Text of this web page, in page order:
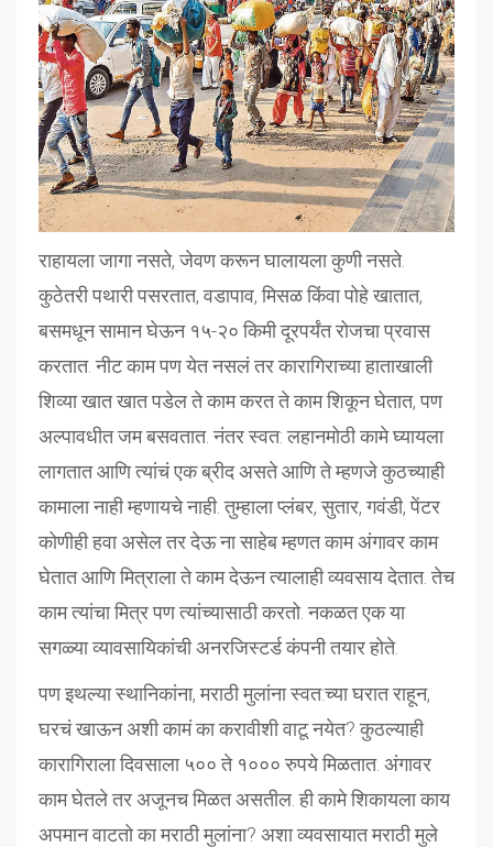
राहायला जागा नसते, जेवण करून घालायला कुणी नसते.
कुठेतरी पथारी पसरतात, वडापाव, मिसळ किंवा पोहे खातात,
बसमधून सामान घेऊन १५-२० किमी दूरपर्यंत रोजचा प्रवास
करतात. नीट काम पण येत नसलं तर कारागिराच्या हाताखाली
शिव्या खात खात पडेल ते काम करत ते काम शिकून घेतात, पण
अल्पावधीत जम बसवतात. नंतर स्वत: लहानमोठी कामे घ्यायला
लागतात आणि त्यांचं एक ब्रीद असते आणि ते म्हणजे कुठच्याही
कामाला नाही म्हणायचे नाही. तुम्हाला प्लंबर, सुतार, गवंडी, पेंटर
कोणीही हवा असेल तर देऊ ना साहेब म्हणत काम अंगावर काम
घेतात आणि मित्राला ते काम देऊन त्यालाही व्यवसाय देतात. तेच
काम त्यांचा मित्र पण त्यांच्यासाठी करतो. नकळत एक या
सगळ्या व्यावसायिकांची अनरजिस्टर्ड कंपनी तयार होते.
पण इथल्या स्थानिकांना, मराठी मुलांना स्वत:च्या घरात राहून,
घरचं खाऊन अशी कामं का करावीशी वाटू नयेत? कुठल्याही
कारागिराला दिवसाला ५०० ते १००० रुपये मिळतात. अंगावर
काम घेतले तर अजूनच मिळत असतील. ही कामे शिकायला काय
अपमान वाटतो का मराठी मुलांना? अशा व्यवसायात मराठी मुले